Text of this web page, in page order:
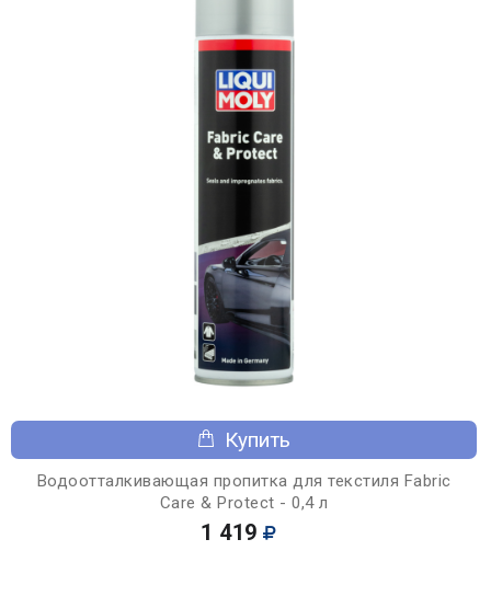
Купить
Водоотталкивающая пропитка для текстиля Fabric
Care & Protect - 0,4 л
1 419